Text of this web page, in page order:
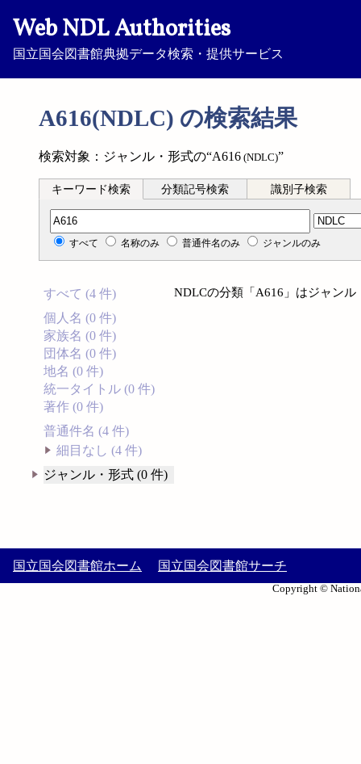
Web NDL Authorities
国立国会図書館典拠データ検索・提供サービス
A616(NDLC) の検索結果
検索対象：ジャンル・形式の“A616 (NDLC)”
キーワード検索 分類記号検索 識別子検索
分類記号検索
すべて 名称のみ 普通件名のみ ジャンルのみ
すべて (4 件)
個人名 (0 件)
家族名 (0 件)
団体名 (0 件)
地名 (0 件)
統一タイトル (0 件)
著作 (0 件)
普通件名 (4 件)
細目なし (4 件)
ジャンル・形式 (0 件)
NDLCの分類「A616」はジャン
国立国会図書館ホーム 国立国会図書館サーチ
Copyright ©